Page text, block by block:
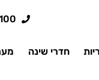
חדרי שינה